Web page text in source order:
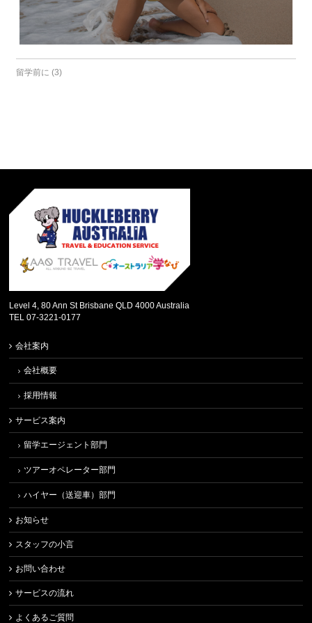
留学前に (3)
Level 4, 80 Ann St Brisbane QLD 4000 Australia
TEL 07-3221-0177
会社案内
会社概要
採用情報
サービス案内
留学エージェント部門
ツアーオペレーター部門
ハイヤー（送迎車）部門
お知らせ
スタッフの小言
お問い合わせ
サービスの流れ
よくあるご質問